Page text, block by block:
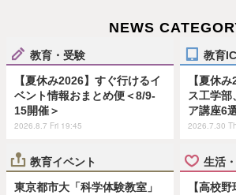
NEWS
教育・受験
【夏休み2026】すぐ行けるイ
ベント情報おまとめ便＜8/9-
15開催＞
2026.8.7 Fri 19:45
教育
【夏休
ス工学部
ア講座6
2026.7.30
教育イベント
東京都市大「科学体験教室」
生活
【高校